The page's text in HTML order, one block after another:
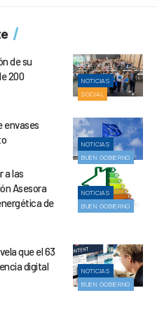
NOTICIAS
SOCIAL
de su
200
NOTICIAS
BUEN GOBIERNO
envases
NOTICIAS
BUEN GOBIERNO
a las
Asesora
de
NOTICIAS
BUEN GOBIERNO
que el 63
digital